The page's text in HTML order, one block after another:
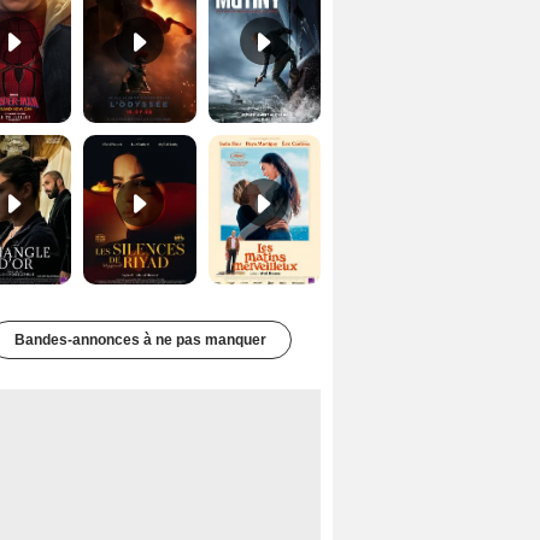
Les Silences de Riyad Bande-annonce VO STFR Les Matins merveilleux Bande-annonce VF
Bandes-annonces à ne pas manquer